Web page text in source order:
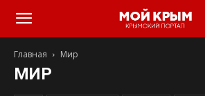
Главная Мир
МИР